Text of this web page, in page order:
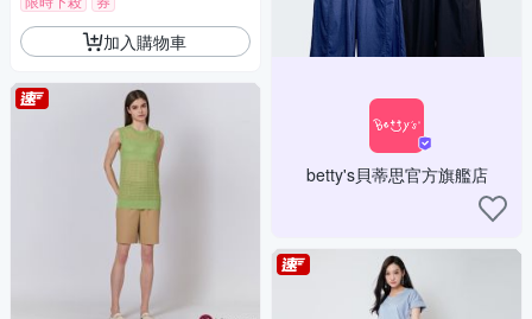
加入購物車
betty's貝蒂思官方旗艦店